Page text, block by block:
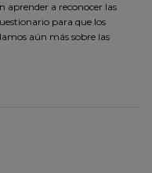
aprender a reconocer las
para que los
aún más sobre las